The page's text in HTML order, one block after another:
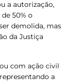
a autorização,
50% o
demolida, mas
da Justiça
com ação civil
a